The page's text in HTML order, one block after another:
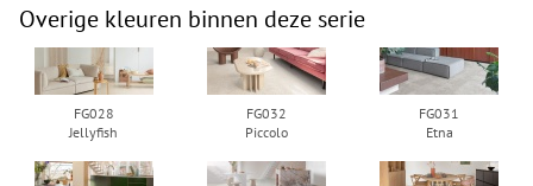
Overige kleuren binnen deze serie
FG028
Jellyfish
FG032
Piccolo
FG031
Etna